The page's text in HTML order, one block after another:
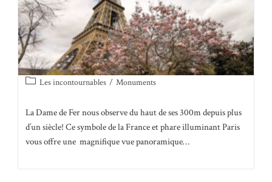
Post Les incontournables / Monuments
La Dame de Fer nous observe du haut de ses 300m depuis plus
d’un siècle! Ce symbole de la France et phare illuminant Paris
vous offre une magnifique vue panoramique…